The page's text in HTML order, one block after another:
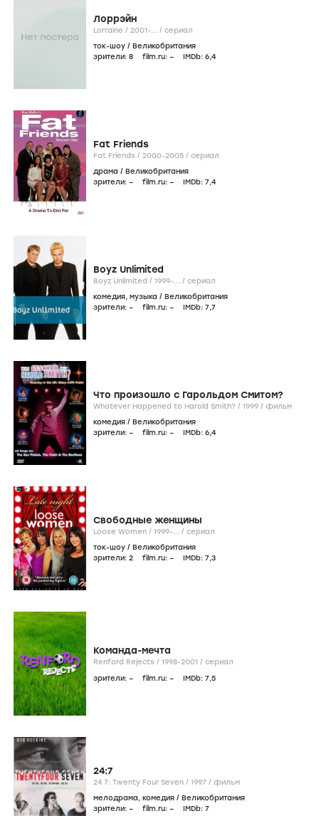
Лоррэйн
Lorraine / 2001-... / сериал
ток-шоу / Великобритания
зрители: 8 film.ru: – IMDb: 6,4
Fat Friends
Fat Friends / 2000-2005 / сериал
драма / Великобритания
зрители: – film.ru: – IMDb: 7,4
Boyz Unlimited
Boyz Unlimited / 1999-... / сериал
комедия, музыка / Великобритания
зрители: – film.ru: – IMDb: 7,7
Что произошло с Гарольдом Смитом?
Whatever Happened to Harold Smith? / 1999 / фильм
комедия / Великобритания
зрители: – film.ru: – IMDb: 6,4
Свободные женщины
Loose Women / 1999-... / сериал
ток-шоу / Великобритания
зрители: 2 film.ru: – IMDb: 7,3
Команда-мечта
Renford Rejects / 1998-2001 / сериал
зрители: – film.ru: – IMDb: 7,5
24:7
24 7: Twenty Four Seven / 1997 / фильм
мелодрама, комедия / Великобритания
зрители: – film.ru: – IMDb: 7